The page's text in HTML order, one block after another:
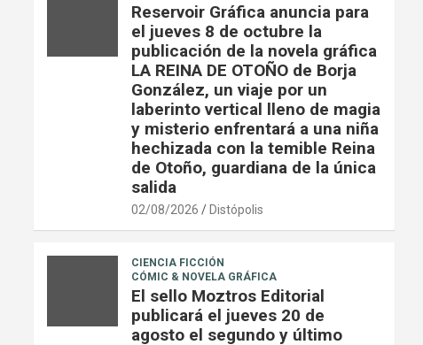
Reservoir Gráfica anuncia para
el jueves 8 de octubre la
publicación de la novela gráfica
LA REINA DE OTOÑO de Borja
González, un viaje por un
laberinto vertical lleno de magia
y misterio enfrentará a una niña
hechizada con la temible Reina
de Otoño, guardiana de la única
salida
02/08/2026 Distópolis
CIENCIA FICCIÓN
CÓMIC & NOVELA GRÁFICA
El sello Moztros Editorial
publicará el jueves 20 de
agosto el segundo y último